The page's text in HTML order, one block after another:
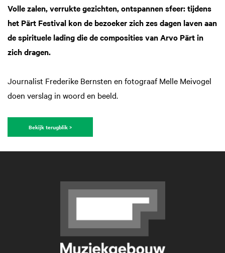
Volle zalen, verrukte gezichten, ontspannen sfeer: tijdens
het Pärt Festival kon de bezoeker zich zes dagen laven aan
de spirituele lading die de composities van Arvo Pärt in
zich dragen.
Journalist Frederike Bernsten en fotograaf Melle Meivogel
doen verslag in woord en beeld.
Bekijk terugblik >